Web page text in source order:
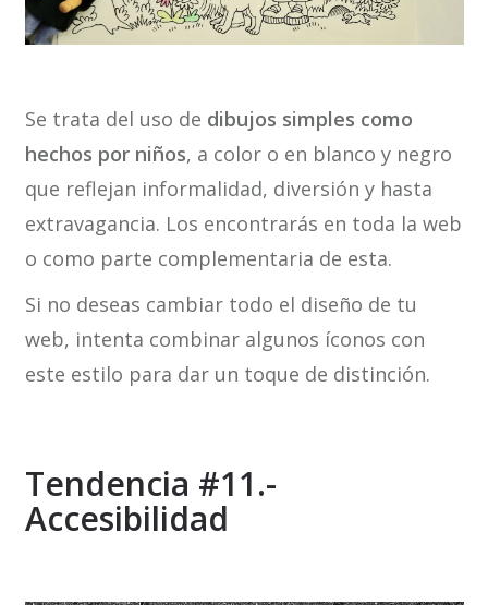
Se trata del uso de dibujos simples como
hechos por niños, a color o en blanco y negro
que reflejan informalidad, diversión y hasta
extravagancia. Los encontrarás en toda la web
o como parte complementaria de esta.
Si no deseas cambiar todo el diseño de tu
web, intenta combinar algunos íconos con
este estilo para dar un toque de distinción.
Tendencia #11.-
Accesibilidad